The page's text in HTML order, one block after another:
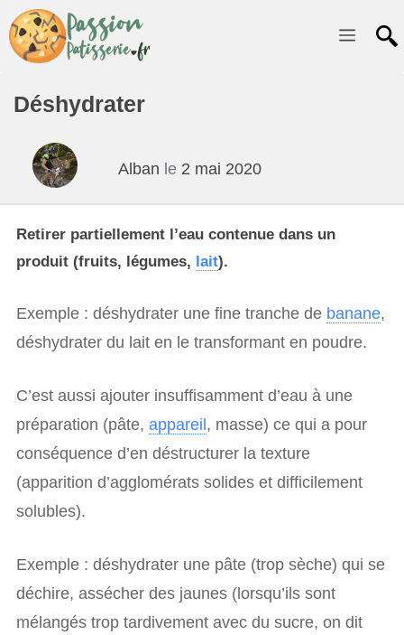
Menu
Déshydrater
Alban le 2 mai 2020
Retirer partiellement l’eau contenue dans un
produit (fruits, légumes, lait).
Exemple : déshydrater une fine tranche de banane,
déshydrater du lait en le transformant en poudre.
C’est aussi ajouter insuffisamment d’eau à une
préparation (pâte, appareil, masse) ce qui a pour
conséquence d’en déstructurer la texture
(apparition d’agglomérats solides et difficilement
solubles).
Exemple : déshydrater une pâte (trop sèche) qui se
déchire, assécher des jaunes (lorsqu’ils sont
mélangés trop tardivement avec du sucre, on dit